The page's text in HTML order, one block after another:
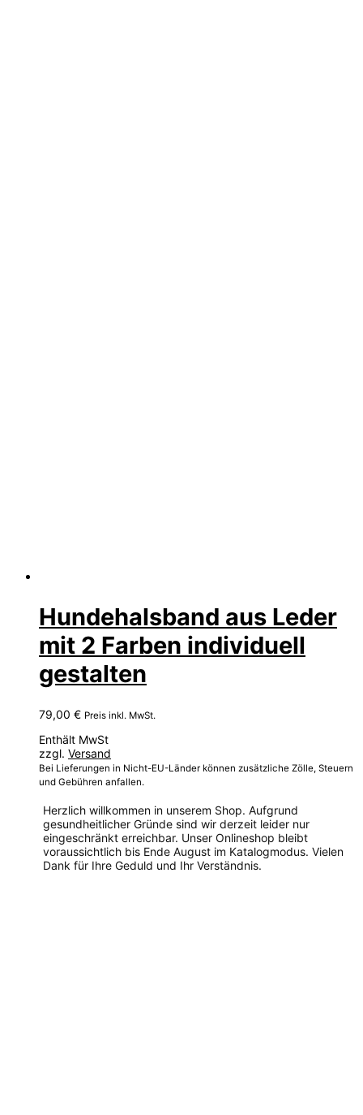
Hundehalsband aus Leder
mit 2 Farben individuell
gestalten
79,00 € Preis inkl. MwSt.
Enthält MwSt
zzgl. Versand
Bei Lieferungen in Nicht-EU-Länder können zusätzliche Zölle, Steuern
und Gebühren anfallen.
Herzlich willkommen in unserem Shop. Aufgrund
gesundheitlicher Gründe sind wir derzeit leider nur
eingeschränkt erreichbar. Unser Onlineshop bleibt
voraussichtlich bis Ende August im Katalogmodus. Vielen
Dank für Ihre Geduld und Ihr Verständnis.